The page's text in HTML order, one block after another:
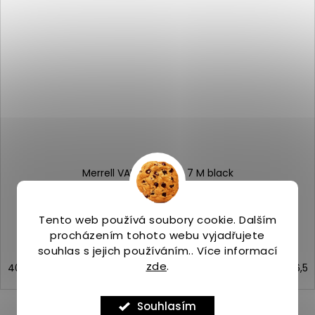
Tento web používá soubory cookie. Dalším
procházením tohoto webu vyjadřujete
souhlas s jejich používáním.. Více informací
zde.
Souhlasím
Merrell VAPOR GLOVE 7 M black
Skladem(>5 ks)
2 399 Kč
40 44 46,5